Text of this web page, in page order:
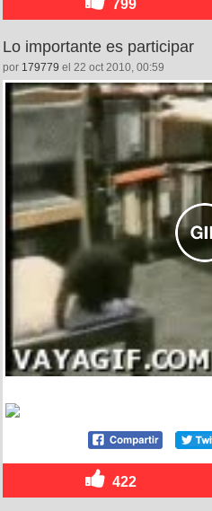
Lo importante es participar
por 179779 el 22 oct 2010, 00:59
422